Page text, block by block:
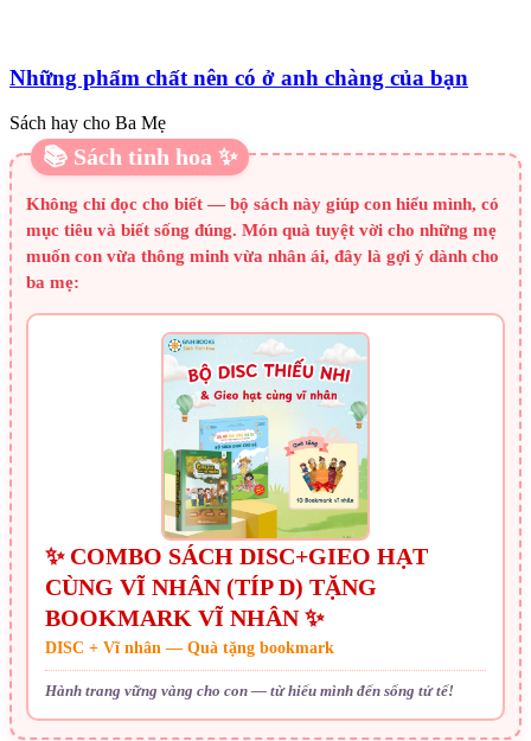
Những phẩm chất nên có ở anh chàng của bạn
Sách hay cho Ba Mẹ
📚 Sách tinh hoa ✨
Không chỉ đọc cho biết — bộ sách này giúp con hiểu mình, có
mục tiêu và biết sống đúng. Món quà tuyệt vời cho những mẹ
muốn con vừa thông minh vừa nhân ái, đây là gợi ý dành cho
ba mẹ:
✨ COMBO SÁCH DISC+GIEO HẠT
CÙNG VĨ NHÂN (TÍP D) TẶNG
BOOKMARK VĨ NHÂN ✨
DISC + Vĩ nhân — Quà tặng bookmark
Hành trang vững vàng cho con — từ hiểu mình đến sống tử tế!